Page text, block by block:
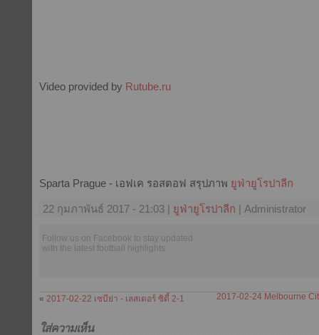
Video provided by Rutube.ru
Sparta Prague - เอฟเค รอสตอฟ สรุปภาพ ยูฟ่ายูโรปาลีก
22 กุมภาพันธ์ 2017 - 21:03 | ยูฟ่ายูโรปาลีก | Administrator
Follow us on Facebook to stay updated
with the latest football highlights.
« 2017-02-22 เซบีย่า - เลสเตอร์ ซิตี้ 2-1 2017-02-24 Melbourne
ใส่ความเห็น